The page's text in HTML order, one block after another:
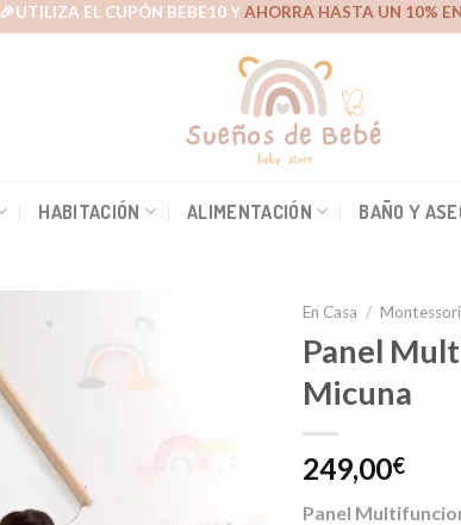
🎉UTILIZA EL CUPÓN BEBE10 YAHORRA HASTA UN 10%
HABITACIÓN ALIMENTACIÓN BAÑO Y
En Casa / Montessori
Panel
Micuna
249,00€
Panel